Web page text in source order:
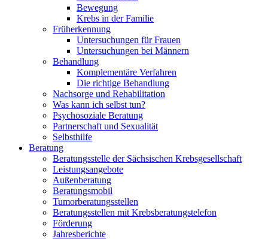
Bewegung
Krebs in der Familie
Früherkennung
Untersuchungen für Frauen
Untersuchungen bei Männern
Behandlung
Komplementäre Verfahren
Die richtige Behandlung
Nachsorge und Rehabilitation
Was kann ich selbst tun?
Psychosoziale Beratung
Partnerschaft und Sexualität
Selbsthilfe
Beratung
Beratungsstelle der Sächsischen Krebsgesellschaft
Leistungsangebote
Außenberatung
Beratungsmobil
Tumorberatungsstellen
Beratungsstellen mit Krebsberatungstelefon
Förderung
Jahresberichte